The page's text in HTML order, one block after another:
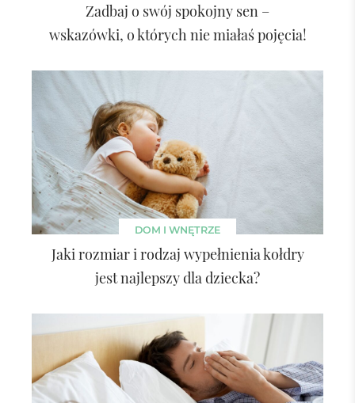
Zadbaj o swój spokojny sen –
wskazówki, o których nie miałaś pojęcia!
DOM I WNĘTRZE
Jaki rozmiar i rodzaj wypełnienia kołdry
jest najlepszy dla dziecka?